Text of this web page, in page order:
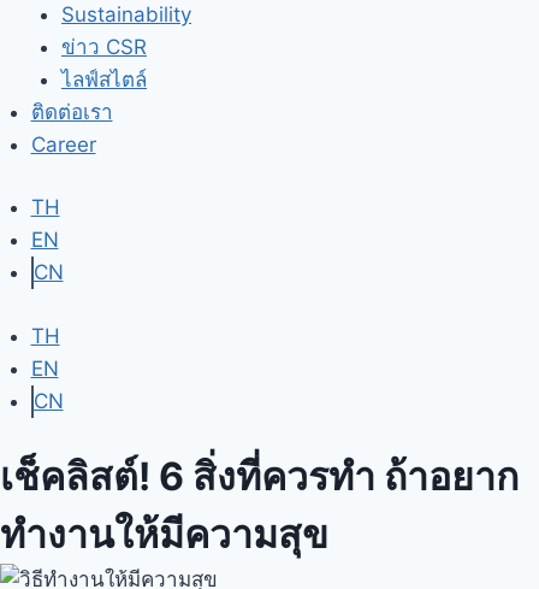
Sustainability
ข่าว CSR
ไลฟ์สไตล์
ติดต่อเรา
Career
TH
EN
CN
TH
EN
CN
เช็คลิสต์! 6 สิ่งที่ควรทำ ถ้าอยาก
ทำงานให้มีความสุข